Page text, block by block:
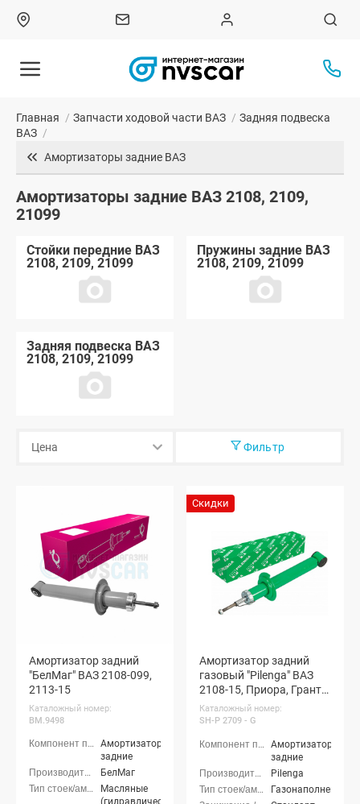
Главная / Запчасти ходовой части ВАЗ / Задняя подвеска
ВАЗ /
Амортизаторы задние ВАЗ
Амортизаторы задние ВАЗ 2108, 2109,
21099
Стойки передние ВАЗ
2108, 2109, 21099
Пружины задние ВАЗ
2108, 2109, 21099
Задняя подвеска ВАЗ
2108, 2109, 21099
Фильтр
Амортизатор задний
"БелМаг" ВАЗ 2108-099,
2113-15
Каталожный номер:
BM.9498
Амортизаторы
задние
БелМаг
Масляные
(гидравлические)
Скидки
Амортизатор задний
газовый "Pilenga" ВАЗ
2108-15, Приора, Гранта,
Калина (1 шт.)
Каталожный номер:
SH-P 2709 - G
Амортизаторы
задние
Pilenga
Газонаполненные